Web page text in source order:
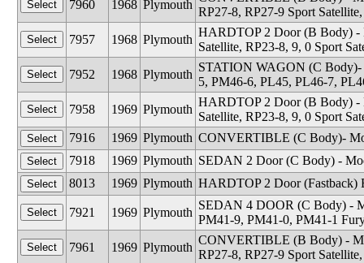
7960 1968 Plymouth
RP27-8, RP27-9 Sport
7957
1968 Plymouth
HARDTOP 2 Door (B Body) -
Satellite, RP23-8, 9, 0 Sport
7952
1968 Plymouth
STATION WAGON (C Body)-
5, PM46-6, PL45, PL46-7,
7958
1969 Plymouth
HARDTOP 2 Door (B Body) -
Satellite, RP23-8, 9, 0 Sport
7916
1969 Plymouth CONVERTIBLE (C Body)-
7918
1969 Plymouth SEDAN 2 Door (C Body) -
8013
1969 Plymouth HARDTOP 2 Door
7921 1969 Plymouth
SEDAN 4 DOOR (C Body) -
PM41-9, PM41-0, PM41-1
7961
1969 Plymouth
CONVERTIBLE (B Body) -
RP27-8, RP27-9 Sport